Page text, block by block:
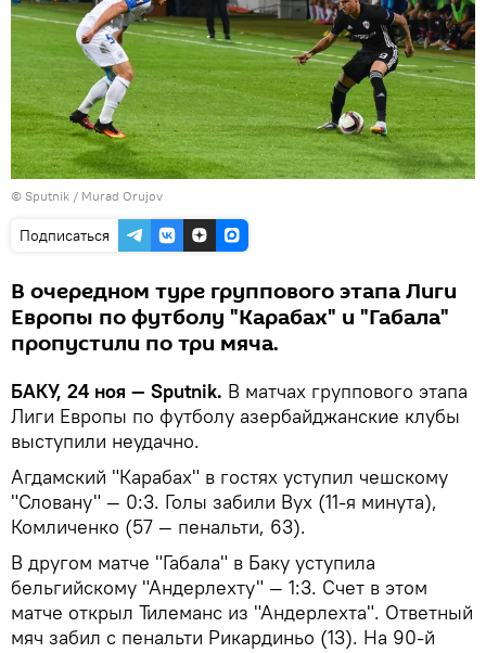
© Sputnik / Murad Orujov
Подписаться
В очередном туре группового этапа Лиги
Европы по футболу "Карабах" и "Габала"
пропустили по три мяча.
БАКУ, 24 ноя — Sputnik. В матчах группового этапа
Лиги Европы по футболу азербайджанские клубы
выступили неудачно.
Агдамский "Карабах" в гостях уступил чешскому
"Словану" — 0:3. Голы забили Вух (11-я минута),
Комличенко (57 — пенальти, 63).
В другом матче "Габала" в Баку уступила
бельгийскому "Андерлехту" — 1:3. Счет в этом
матче открыл Тилеманс из "Андерлехта". Ответный
мяч забил с пенальти Рикардиньо (13). На 90-й